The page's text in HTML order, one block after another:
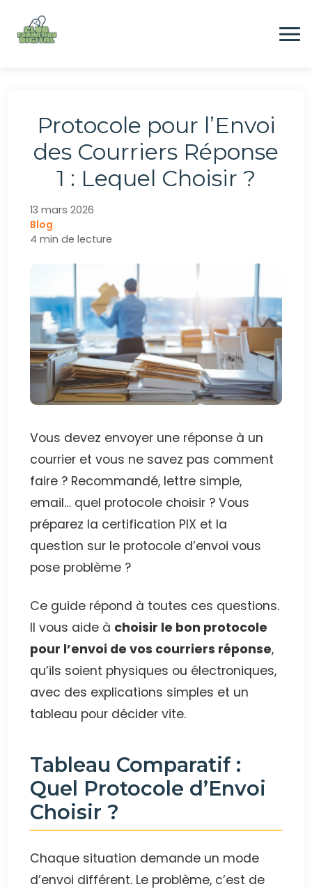
contenu
Protocole pour l’Envoi
des Courriers Réponse
1 : Lequel Choisir ?
13 mars 2026
Blog
4 min de lecture
Vous devez envoyer une réponse à un
courrier et vous ne savez pas comment
faire ? Recommandé, lettre simple,
email… quel protocole choisir ? Vous
préparez la certification PIX et la
question sur le protocole d’envoi vous
pose problème ?
Ce guide répond à toutes ces questions.
Il vous aide à choisir le bon protocole
pour l’envoi de vos courriers réponse,
qu’ils soient physiques ou électroniques,
avec des explications simples et un
tableau pour décider vite.
Tableau Comparatif :
Quel Protocole d’Envoi
Choisir ?
Chaque situation demande un mode
d’envoi différent. Le problème, c’est de